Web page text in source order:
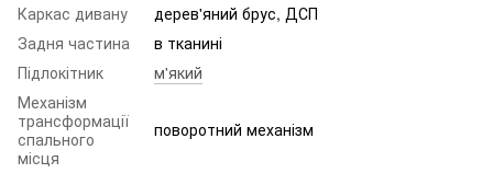
Каркас дивану
дерев'яний брус, ДСП
Задня частина
в тканині
Підлокітник
м'який
Механізм
трансформації
спального
місця
поворотний механізм